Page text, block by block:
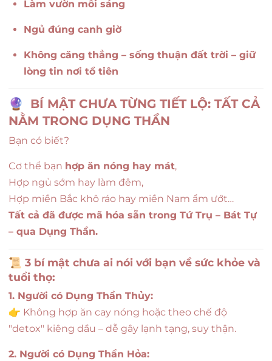
Làm vườn mỗi sáng
Ngủ đúng canh giờ
Không căng thẳng – sống thuận đất trời – giữ
lòng tin nơi tổ tiên
🔮
BÍ MẬT CHƯA TỪNG TIẾT LỘ: TẤT CẢ
NẰM TRONG DỤNG THẦN
Bạn có biết?
Cơ thể bạn hợp ăn nóng hay mát,
Hợp ngủ sớm hay làm đêm,
Hợp miền Bắc khô ráo hay miền Nam ẩm ướt…
Tất cả đã được mã hóa sẵn trong Tứ Trụ – Bát Tự
– qua Dụng Thần.
📜 3 bí mật chưa ai nói với bạn về sức khỏe và
tuổi thọ:
1. Người có Dụng Thần Thủy:
👉 Không hợp ăn cay nóng hoặc theo chế độ
"detox" kiêng dầu – dễ gây lạnh tạng, suy thận.
2. Người có Dụng Thần Hỏa: